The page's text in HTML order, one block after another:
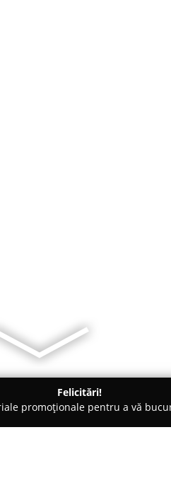
Felicitări!
promoționale pentru a vă